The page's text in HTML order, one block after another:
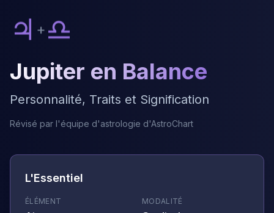
♃ + ♎
Jupiter en Balance
Personnalité, Traits et Signification
Révisé par l'équipe d'astrologie d'AstroChart
L'Essentiel
ÉLÉMENT MODALITÉ